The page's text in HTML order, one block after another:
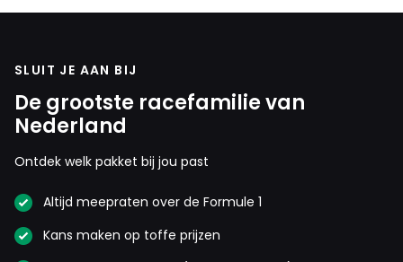
SLUIT JE AAN BIJ
De grootste racefamilie van
Nederland
Ontdek welk pakket bij jou past
Altijd meepraten over de Formule 1
Kans maken op toffe prijzen